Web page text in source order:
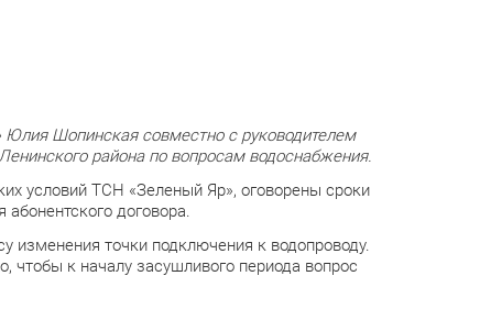
Шопинская совместно с руководителем
района по вопросам водоснабжения.
условий ТСН «Зеленый Яр», оговорены сроки
договора.
изменения точки подключения к водопроводу.
чтобы к началу засушливого периода вопрос